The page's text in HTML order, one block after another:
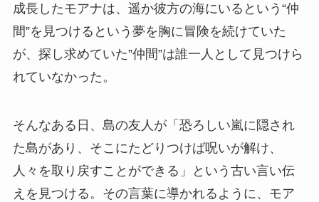
成長したモアナは、遥か彼方の海にいるという“仲
間”を見つけるという夢を胸に冒険を続けていた
が、探し求めていた”仲間”は誰一人として見つけら
れていなかった。
そんなある日、島の友人が「恐ろしい嵐に隠され
た島があり、そこにたどりつけば呪いが解け、
人々を取り戻すことができる」という古い言い伝
えを見つける。その言葉に導かれるように、モア